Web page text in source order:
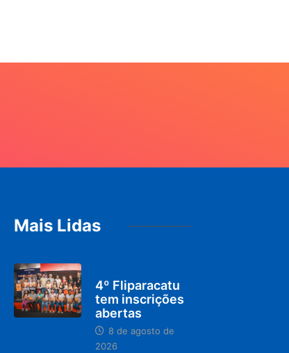
Mais Lidas
4º Fliparacatu
tem inscrições
abertas
8 de agosto de
2026